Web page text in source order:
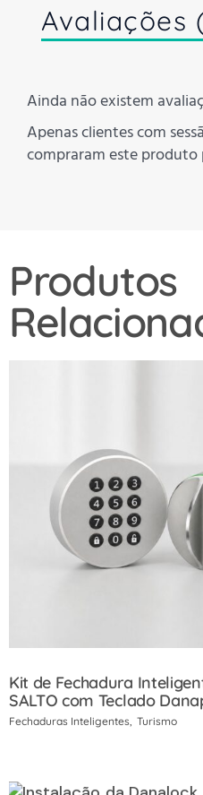
Avaliações
Ainda não existem
Apenas clientes com
compraram este
Produtos
Kit de Fechadura
SALTO com Teclado
Fechaduras Inteligentes Turismo